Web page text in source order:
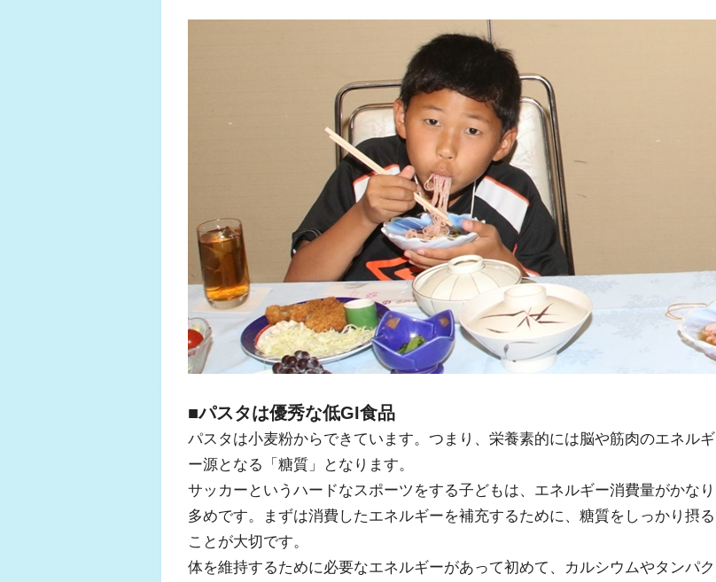
■パスタは優秀な低GI食品
パスタは小麦粉からできています。つまり、栄養素的には脳や筋肉のエネルギ
ー源となる「糖質」となります。
サッカーというハードなスポーツをする子どもは、エネルギー消費量がかなり
多めです。まずは消費したエネルギーを補充するために、糖質をしっかり摂る
ことが大切です。
体を維持するために必要なエネルギーがあって初めて、カルシウムやタンパク